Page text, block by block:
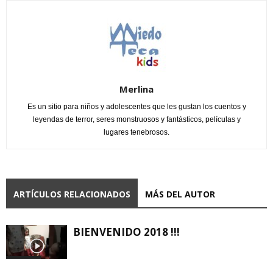
Merlina
Es un sitio para niños y adolescentes que les gustan los cuentos y
leyendas de terror, seres monstruosos y fantásticos, películas y
lugares tenebrosos.
ARTÍCULOS RELACIONADOS MÁS DEL AUTOR
BIENVENIDO 2018 !!!